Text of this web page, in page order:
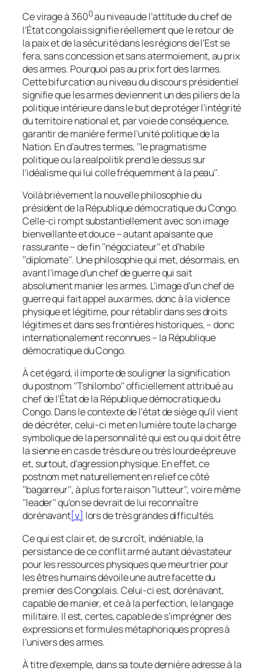
Ce virage à 3600au niveau de l’attitude du chef de
l’État congolais signifie réellement que le retour de
la paix et de la sécurité dans les régions de l’Est se
fera, sans concession et sans atermoiement, au prix
des armes. Pourquoi pas au prix fort des larmes.
Cette bifurcation au niveau du discours présidentiel
signifie que les armes deviennent un des piliers de la
politique intérieure dans le but de protéger l’intégrité
du territoire national et, par voie de conséquence,
garantir de manière ferme l’unité politique de la
Nation. En d’autres termes, ‘‘le pragmatisme
politique ou la realpolitik prend le dessus sur
l’idéalisme qui lui colle fréquemment à la peau’’.
Voilà brièvement la nouvelle philosophie du
président de la République démocratique du Congo.
Celle-ci rompt substantiellement avec son image
bienveillante et douce – autant apaisante que
rassurante – de fin ‘‘négociateur’’ et d’habile
‘‘diplomate’’. Une philosophie qui met, désormais, en
avant l’image d’un chef de guerre qui sait
absolument manier les armes. L’image d’un chef de
guerre qui fait appel aux armes, doncà la violence
physique et légitime, pour rétablir dans ses droits
légitimes et dans ses frontières historiques, – donc
internationalement reconnues– la République
démocratique du Congo.
À cet égard, il importe de souligner la signification
du postnom ‘‘Tshilombo’’ officiellement attribué au
chef de l’État de la République démocratique du
Congo. Dans le contexte de l’état de siège qu’il vient
de décréter, celui-ci met en lumière toute la charge
symbolique de la personnalité qui est ou qui doit être
la sienne en cas de très dure ou très lourde épreuve
et, surtout, d’agression physique. En effet, ce
postnom met naturellement en relief ce côté
‘‘bagarreur’’, à plus forte raison ‘‘lutteur’’, voire même
‘‘leader’’ qu’on se devrait de lui reconnaître
dorénavant[v] lors de très grandes difficultés.
Ce qui est clair et, de surcroît, indéniable, la
persistance de ce conflit armé autant dévastateur
pour les ressources physiques que meurtrier pour
les êtres humains dévoile une autre facette du
premier des Congolais. Celui-ci est, dorénavant,
capable de manier, et ce à la perfection, le langage
militaire. Il est, certes, capable de s’imprégner des
expressions et formules métaphoriques propres à
l’univers des armes.
À titre d’exemple, dans sa toute dernière adresse à la